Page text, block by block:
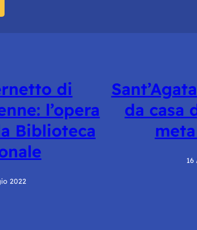
di
l’opera
Biblioteca
2022
da casa
16